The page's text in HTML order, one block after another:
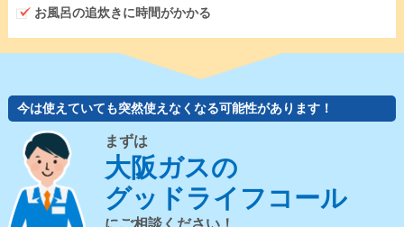
お風呂の追炊きに時間がかかる
今は使えていても突然使えなくなる可能性があります！
まずは
大阪ガスの
グッドライフコール